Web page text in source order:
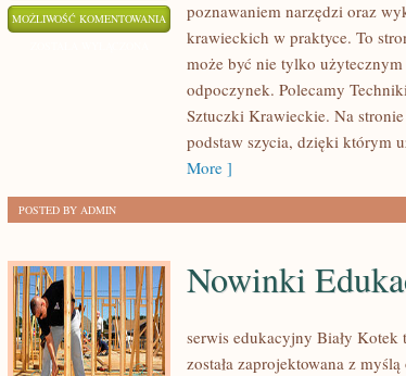
MOŻLIWOŚĆ KOMENTOWANIA
SZYCIE
ZERO
WASTE
poznawaniem narzędzi oraz
krawieckich w praktyce. To
może być nie tylko
odpoczynek. Polecamy
Sztuczki Krawieckie. Na
podstaw szycia, dzięki którym
More ]
POSTED BY ADMIN
Nowinki
serwis edukacyjny Biały Kotek
została zaprojektowana z